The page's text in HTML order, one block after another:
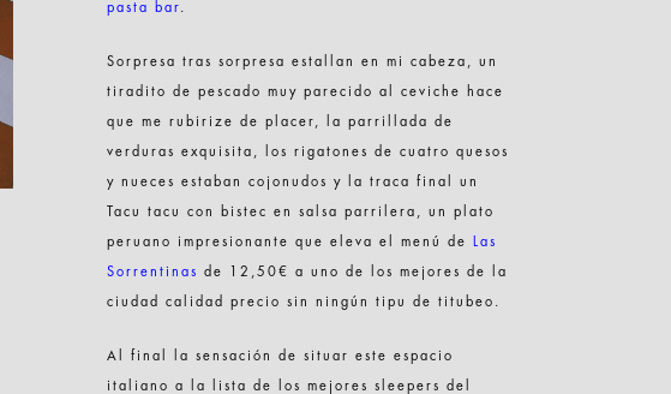
pasta bar
Sorpresa tras sorpresa estallan en mi cabeza, un
tiradito de pescado muy parecido al ceviche hace
que me rubirize de placer, la parrillada de
verduras exquisita, los rigatones de cuatro quesos
y nueces estaban cojonudos y la traca final un
Tacu tacu con bistec en salsa parrilera, un plato
peruano impresionante que eleva el menú de Las
Sorrentinas de 12,50€ a uno de los mejores de la
ciudad calidad precio sin ningún tipu de titubeo.
Al final la sensación de situar este espacio
italiano a la lista de los mejores sleepers del